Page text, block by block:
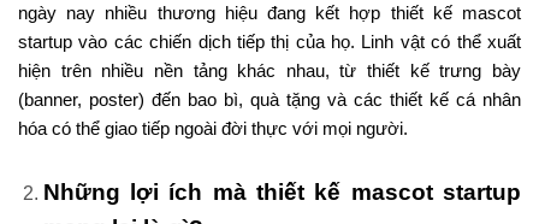
ngày nay nhiều thương hiệu đang kết hợp thiết kế mascot
startup vào các chiến dịch tiếp thị của họ. Linh vật có thể xuất
hiện trên nhiều nền tảng khác nhau, từ thiết kế trưng bày
(banner, poster) đến bao bì, quà tặng và các thiết kế cá nhân
hóa có thể giao tiếp ngoài đời thực với mọi người.
Những lợi ích mà thiết kế mascot startup